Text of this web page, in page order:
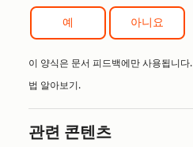
예 아니요
이 양식은 문서 피드백에만 사용됩니다.
법 알아보기.
관련 콘텐츠